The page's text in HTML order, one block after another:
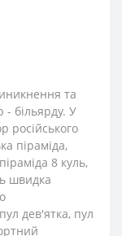
та
- більярду. У
російського
піраміда,
8 куль,
швидка
дев'ятка, пул